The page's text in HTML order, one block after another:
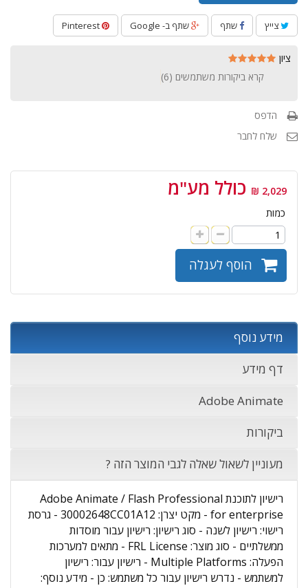
צייץ שתף שתף ב- Google
ציון
קרא ביקורות משתמשים (6
)
הדפס
שלח לחבר
2,029 ₪ כולל מע"מ
כמות
הוסף לעגלה
מידע נוסף
דף מידע
Adobe Animate
ביקורות
מעוניין לשאול שאלה לגבי המוצר הזה ?
רישיון לתוכנת Adobe Animate / Flash Professional
for enterprise - מקט יצרן: 30002648CC01A12 - גרסת
רישוי: רישיון לשנה - סוג רישיון: רישיון עבור מוסדות
ממשלתיים - סוג מוצר: FRL License - מתאים למערכות
הפעלה: Multiple Platforms - רישיון עבור: רישיון
למשתמש - נדרש רישיון עבור כל משתמש: כן - מידע נוסף: